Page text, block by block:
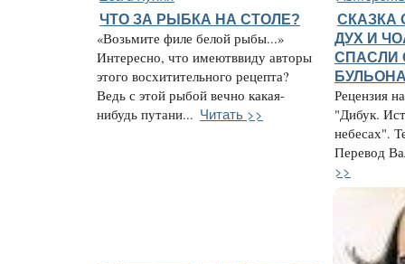
ЧТО ЗА РЫБКА НА СТОЛЕ?
«Возьмите филе белой рыбы...»
Интересно, что имеютввиду авторы
этого восхитительного рецепта?
Ведь с этой рыбой вечно какая-
нибудь путани... Читать >>
СКАЗКА
ДУХ И
СПАСЛИ
Рецензия
"Дибук.
небесах".
Перевод
>>